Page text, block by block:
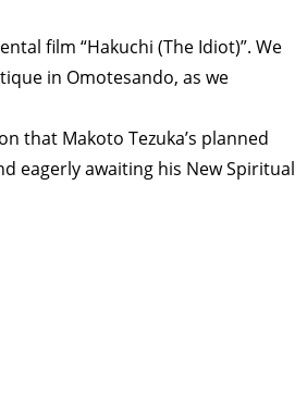
film “Hakuchi (The Idiot)”. We
in Omotesando, as we
that Makoto Tezuka’s planned
eagerly awaiting his New Spiritual